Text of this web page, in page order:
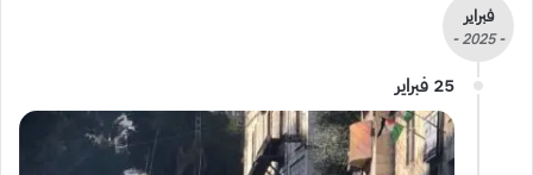
فبراير
- 2025 -
25 فبراير